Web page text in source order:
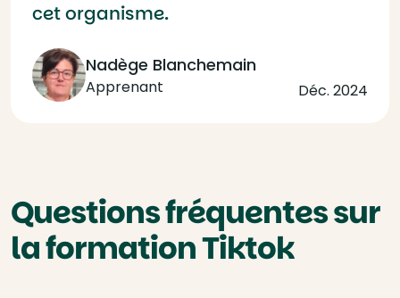
cet organisme.
Nadège Blanchemain
Apprenant Déc. 2024
Questions fréquentes sur
la formation Tiktok